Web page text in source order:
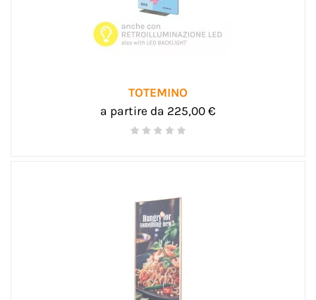
TOTEMINO
a partire da 225,00 €